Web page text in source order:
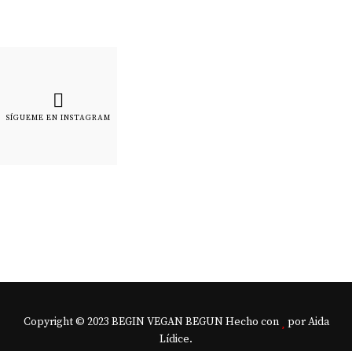
SÍGUEME EN INSTAGRAM
Copyright © 2023 BEGIN VEGAN BEGUN Hecho con
por Aida
Lídice.